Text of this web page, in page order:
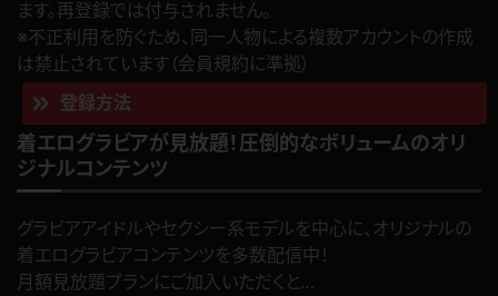
ます。再登録では付与されません。
※不正利用を防ぐため、同一人物による複数アカウントの作成
は禁止されています（会員規約に準拠）
登録方法
着エログラビアが見放題！圧倒的なボリュームのオリ
ジナルコンテンツ
グラビアアイドルやセクシー系モデルを中心に、オリジナルの
着エログラビアコンテンツを多数配信中！
月額見放題プランにご加入いただくと…